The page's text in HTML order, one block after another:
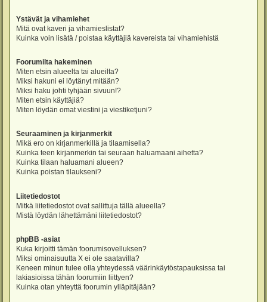
Ystävät ja vihamiehet
Mitä ovat kaveri ja vihamieslistat?
Kuinka voin lisätä / poistaa käyttäjiä kavereista tai vihamiehistä
Foorumilta hakeminen
Miten etsin alueelta tai alueilta?
Miksi hakuni ei löytänyt mitään?
Miksi haku johti tyhjään sivuun!?
Miten etsin käyttäjiä?
Miten löydän omat viestini ja viestiketjuni?
Seuraaminen ja kirjanmerkit
Mikä ero on kirjanmerkillä ja tilaamisella?
Kuinka teen kirjanmerkin tai seuraan haluamaani aihetta?
Kuinka tilaan haluamani alueen?
Kuinka poistan tilaukseni?
Liitetiedostot
Mitkä liitetiedostot ovat sallittuja tällä alueella?
Mistä löydän lähettämäni liitetiedostot?
phpBB -asiat
Kuka kirjoitti tämän foorumisovelluksen?
Miksi ominaisuutta X ei ole saatavilla?
Keneen minun tulee olla yhteydessä väärinkäytöstapauksissa tai
lakiasioissa tähän foorumiin liittyen?
Kuinka otan yhteyttä foorumin ylläpitäjään?